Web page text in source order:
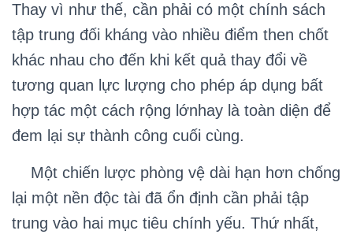
Thay vì như thế, cần phải có một chính sách
tập trung đối kháng vào nhiều điểm then chốt
khác nhau cho đến khi kết quả thay đổi về
tương quan lực lượng cho phép áp dụng bất
hợp tác một cách rộng lớnhay là toàn diện để
đem lại sự thành công cuối cùng.
Một chiến lược phòng vệ dài hạn hơn chống
lại một nền độc tài đã ổn định cần phải tập
trung vào hai mục tiêu chính yếu. Thứ nhất,